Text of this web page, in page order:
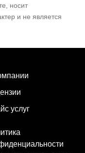
носит
и не является
услуг